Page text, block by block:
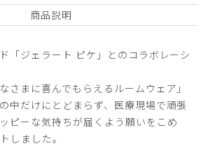
大きめ
厚い
商品説明
「ジェラート ピケ」とのコラボレーシ
さまに喜んでもらえるルームウェア」
中だけにとどまらず、医療現場で頑張
ピーな気持ちが届くよう願いをこめ
しました。